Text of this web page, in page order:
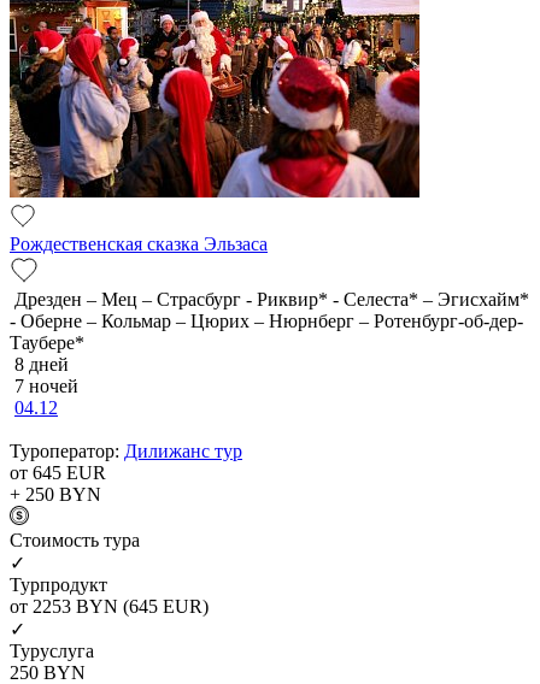
Рождественская сказка Эльзаса
Дрезден – Мец – Страсбург - Риквир* - Селеста* – Эгисхайм*
- Оберне – Кольмар – Цюрих – Нюрнберг – Ротенбург-об-дер-
Таубере*
8 дней
7 ночей
04.12
Туроператор: Дилижанс тур
от 645 EUR
+ 250 BYN
Cтоимость тура
✓
Турпродукт
от 2253 BYN (645 EUR)
✓
Туруслуга
250 BYN